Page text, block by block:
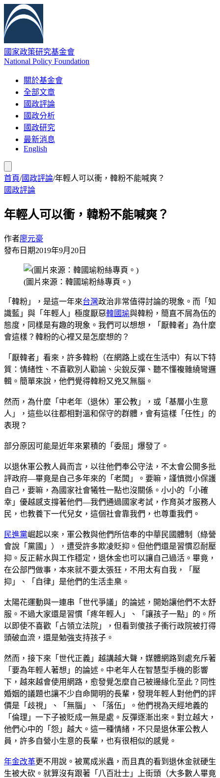
國家政策研究基金會
National Policy Foundation
關於基金會
全部文章
國政評論
國政分析
國政研究
最新消息
English
首頁/國政評論/年輕人可以衝，韓粉不能喊爽？
國政評論
年輕人可以衝，韓粉不能喊爽？
作者廖元豪
發布日期2019年9月20日
(圖片來源：韓國瑜粉絲專頁。)
「韓粉」，是這一年來台灣政治非常值得討論的現象。而「知
識藍」與「年輕人」極度厭惡韓國瑜與韓粉，簡直不屑為伍的
態度，同樣是有趣的現象。我們可以想想，「厭韓者」為什麼
會這樣？韓粉的心裡又是怎麼想的？
「厭韓者」看來，許多韓粉（在網路上或在生活中）有以下特
質：情緒性、不喜歡別人勸諭、尖銳反彈、聽不懂複雜繞彎邏
輯。簡單來說，他們覺得韓粉又兇又無腦。
然而，為什麼「中老年（退休）軍公教」，或「基層小生意
人」，這些以往都相對溫和保守的群體，會有這樣「任性」的
表現？
部分原因可能是近年來累積的「委屈」爆發了。
以退休軍公教人員而言，以往他們奉公守法，不太會公開多批
評政府—畢竟是自己多年來的「老闆」。要嘛，謹慎微小保護
自己，要嘛，為國家社會犧牲一點也沒關係。小小的「小確
幸」優越感支撐著他們—我們通過國家考試，作育英才服務人
民，也教養下一代兒女，這個社會靠我們，也尊重我們。
民進黨崛起以來，軍公教與他們所信奉的中華民國體制（綠營
會說「黨國」），遭受許多欺凌貶抑。但他們還是習慣忍耐壓
抑。反正薪水與工作穩定，退休金也可以讓自己過活。畢竟，
在公部門做事，本來就不要太張狂，不用太有自我，「壓
抑」、「自律」是他們的生活圭臬。
太陽花運動與一連串「世代爭議」的論述，開始讓他們不太舒
服。不過大家還是習慣「疼年輕人」、「讓孩子一點」的。所
以即使不喜歡「占領立法院」，但看到傻孩子衝行政院被打得
頭破血流，還是勉強支持孩子。
然而，接下來「世代正義」越講越大聲，媒體網路到處充斥著
「要為年輕人著想」的論述。中老年人在智慧型手機的影響
下，越來越會使用網路，愈發覺怎麼自己被邊緣化至此？同性
婚姻的議題也讓不少自命開明的長輩，發現年輕人對他們的評
價是「歧視」、「無腦」、「落伍」。他們視為天經地義的
「倫理」一下子被貶成一無是處。反彈逐漸出來。對立越大，
他們心中的「怨」越大。這一種情緒，不只是退休軍公教人
員，許多自營小生意的長輩，也有很相似的感覺。
年金改革更不用說。被罵成米蟲，而且真的看到退休金就硬生
生被大砍。就算沒有跟著「八百壯士」上街頭（大多數人畢竟